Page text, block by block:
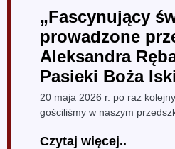
„Fascynujący
prowadzone
Aleksandra
Pasieki Boża
20 maja 2026 r. po raz
gościliśmy w naszym
Czytaj więcej..